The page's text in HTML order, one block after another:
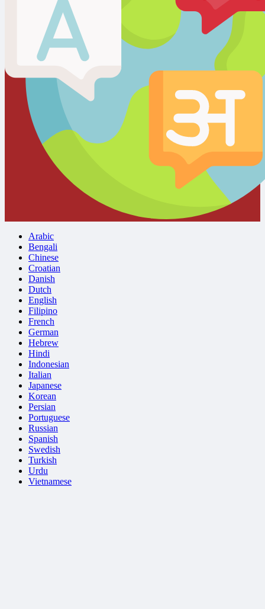
Arabic
Bengali
Chinese
Croatian
Danish
Dutch
English
Filipino
French
German
Hebrew
Hindi
Indonesian
Italian
Japanese
Korean
Persian
Portuguese
Russian
Spanish
Swedish
Turkish
Urdu
Vietnamese